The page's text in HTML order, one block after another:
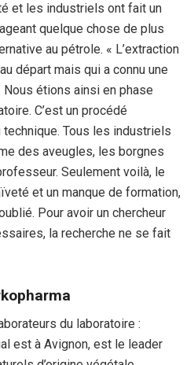
et les industriels ont fait un
quelque chose de plus
au pétrole. « L’extraction
départ mais qui a connu une
étions ainsi en phase
C’est un procédé
Tous les industriels
des aveugles, les borgnes
Seulement voilà, le
et un manque de formation,
Pour avoir un chercheur
la recherche ne se fait
du laboratoire :
est à Avignon, est le leader